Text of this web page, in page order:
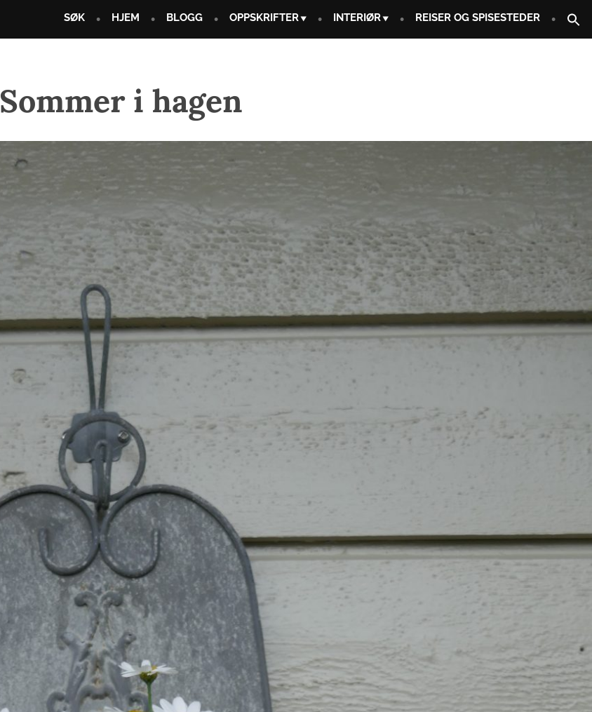
SØK HJEM BLOGG OPPSKRIFTER INTERIØR REISER OG SPISESTEDER
Sommer i hagen